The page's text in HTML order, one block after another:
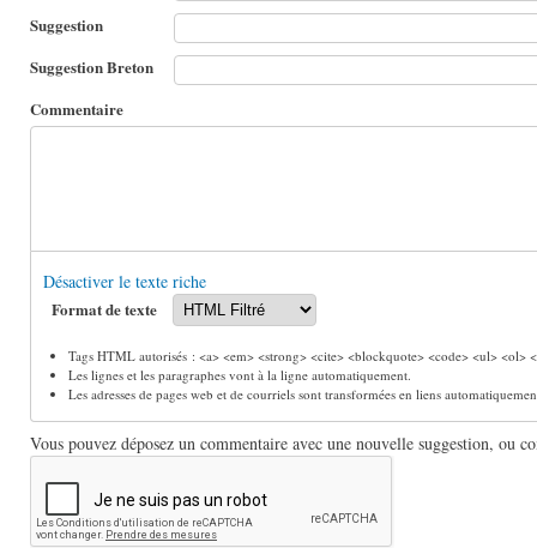
Suggestion
Suggestion Breton
Commentaire
Désactiver le texte riche
Format de texte
Tags HTML autorisés : <a> <em> <strong> <cite> <blockquote> <code> <ul>
Les lignes et les paragraphes vont à la ligne automatiquement.
Les adresses de pages web et de courriels sont transformées en liens
Vous pouvez déposez un commentaire avec une nouvelle suggestion, ou